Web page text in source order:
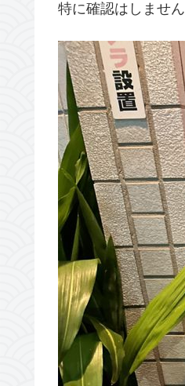
特に確認はしません